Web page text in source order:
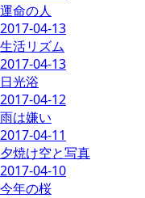
運命の人
2017-04-13
生活リズム
2017-04-13
日光浴
2017-04-12
雨は嫌い
2017-04-11
夕焼け空と写真
2017-04-10
今年の桜